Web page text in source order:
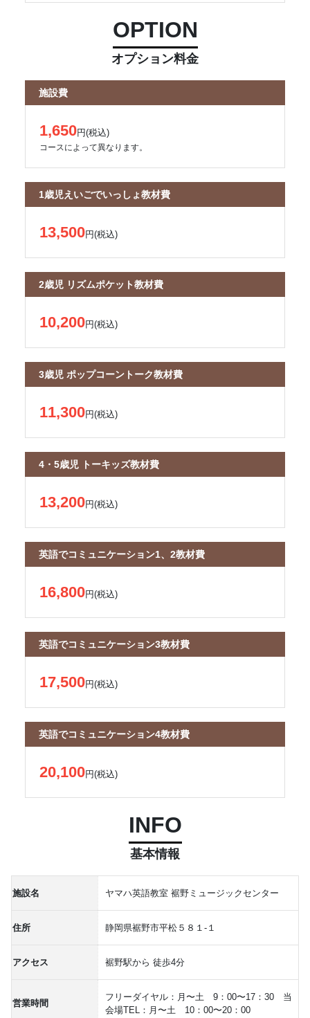
OPTION
オプション料金
施設費
1,650円(税込)
コースによって異なります。
1歳児えいごでいっしょ教材費
13,500円(税込)
2歳児 リズムポケット教材費
10,200円(税込)
3歳児 ポップコーントーク教材費
11,300円(税込)
4・5歳児 トーキッズ教材費
13,200円(税込)
英語でコミュニケーション1、2教材費
16,800円(税込)
英語でコミュニケーション3教材費
17,500円(税込)
英語でコミュニケーション4教材費
20,100円(税込)
INFO
基本情報
施設名 ヤマハ英語教室 裾野ミュージックセンター
住所 静岡県裾野市平松５８１-１
アクセス 裾野駅から 徒歩4分
営業時間
フリーダイヤル：月〜土 9：00〜17：30 当
会場TEL：月〜土 10：00〜20：00